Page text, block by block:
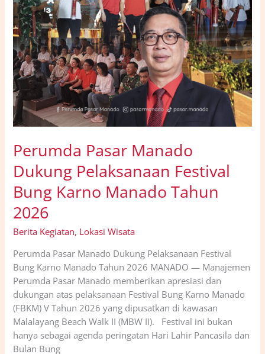
Perumda Pasar Manado
Dukung Pelaksanaan Festival
Bung Karno Manado Tahun
2026
Berita Kegiatan, Lokasi Wisata
Perumda Pasar Manado Dukung Pelaksanaan Festival
Bung Karno Manado Tahun 2026 MANADO — Manajemen
Perumda Pasar Manado memberikan apresiasi dan
dukungan atas pelaksanaan Festival Bung Karno Manado
(FBKM) V Tahun 2026 yang dipusatkan di kawasan
Malalayang Beach Walk II (MBW II). Festival ini bukan
hanya sebagai agenda peringatan Hari Lahir Pancasila dan
Bulan Bung